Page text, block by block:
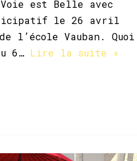
Voie est Belle avec
le 26 avril
l’école Vauban. Quoi
6… Lire la suite »